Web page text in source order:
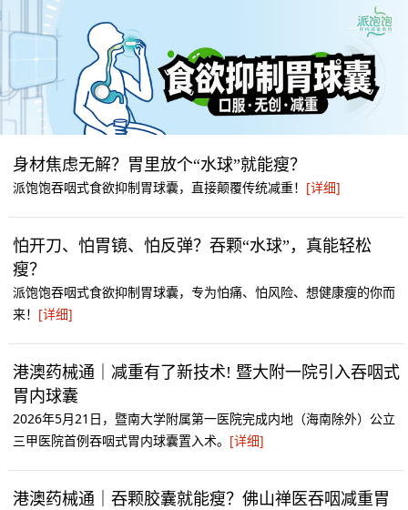
身材焦虑无解？胃里放个“水球”就能瘦？
派饱饱吞咽式食欲抑制胃球囊，直接颠覆传统减重！ [详细]
怕开刀、怕胃镜、怕反弹？吞颗“水球”，真能轻松
瘦？
派饱饱吞咽式食欲抑制胃球囊，专为怕痛、怕风险、想健康瘦的你而
来！ [详细]
港澳药械通｜减重有了新技术! 暨大附一院引入吞咽式
胃内球囊
2026年5月21日，暨南大学附属第一医院完成内地（海南除外）公立
三甲医院首例吞咽式胃内球囊置入术。 [详细]
港澳药械通｜吞颗胶囊就能瘦？佛山禅医吞咽减重胃